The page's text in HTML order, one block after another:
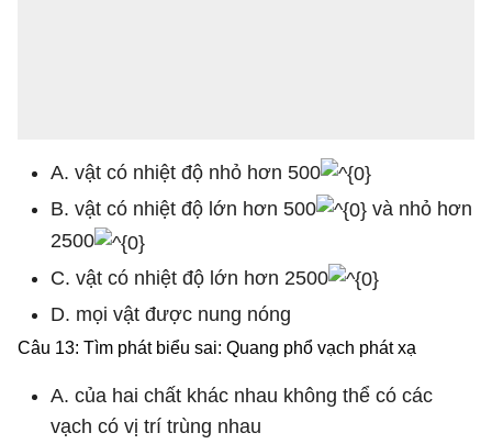
A. vật có nhiệt độ nhỏ hơn 500
B. vật có nhiệt độ lớn hơn 500
và nhỏ hơn
2500
C. vật có nhiệt độ lớn hơn 2500
D. mọi vật được nung nóng
Câu 13: Tìm phát biểu sai: Quang phổ vạch phát xạ
A. của hai chất khác nhau không thể có các
vạch có vị trí trùng nhau